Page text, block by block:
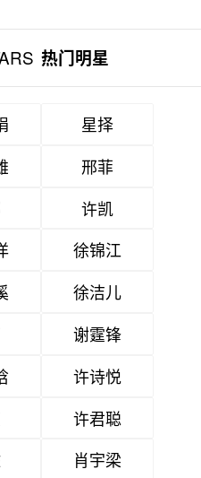
热门明星
星择
邢菲
许凯
徐锦江
徐洁儿
谢霆锋
许诗悦
许君聪
肖宇梁